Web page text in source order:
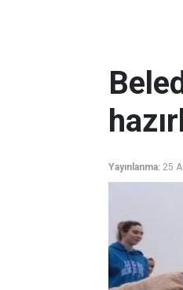
Yayınlanma: 25